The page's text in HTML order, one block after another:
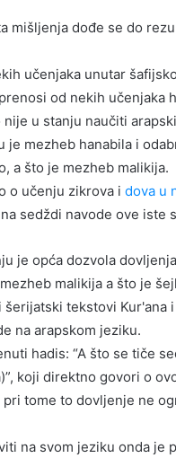
mišljenja dođe se do
učenjaka unutar
od nekih učenjaka
u stanju naučiti
je mezheb hanabila i
a što je mezheb malikija.
o učenju zikrova i dova u
sedždi navode ove iste
je opća dozvola
malikija a što je
tekstovi Kur'ana
na arapskom jeziku.
hadis: “A što se tiče
koji direktno govori o
tome to dovljenje ne
na svom jeziku onda je